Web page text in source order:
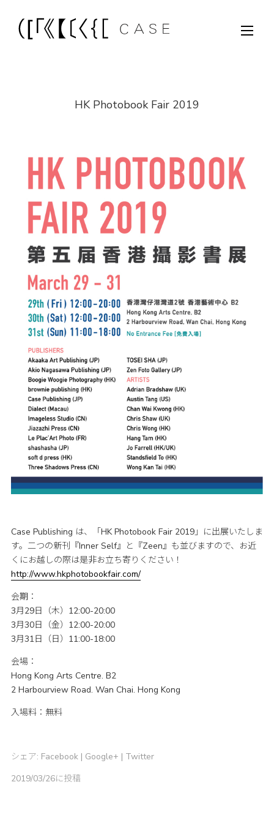
HK Photobook Fair 2019
Case Publishing は、「HK Photobook Fair 2019」に出展いたしま
す。二つの新刊『Inner Self』と『Zeen』も並びますので、お近
くにお越しの際は是非お立ち寄りください！
http://www.hkphotobookfair.com/
会期：
3月29日（木）12:00-20:00
3月30日（金）12:00-20:00
3月31日（日）11:00-18:00
会場：
Hong Kong Arts Centre. B2
2 Harbourview Road. Wan Chai. Hong Kong
入場料：無料
シェア: Facebook| Google+ | Twitter
2019/03/26に投稿